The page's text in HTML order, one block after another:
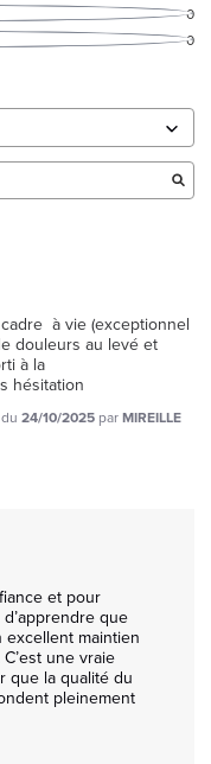
0
0
à vie (exceptionnel
douleurs au levé et
à la
hésitation
24/10/2025 parMIREILLE
et pour
que
maintien
une vraie
que la qualité du
pleinement